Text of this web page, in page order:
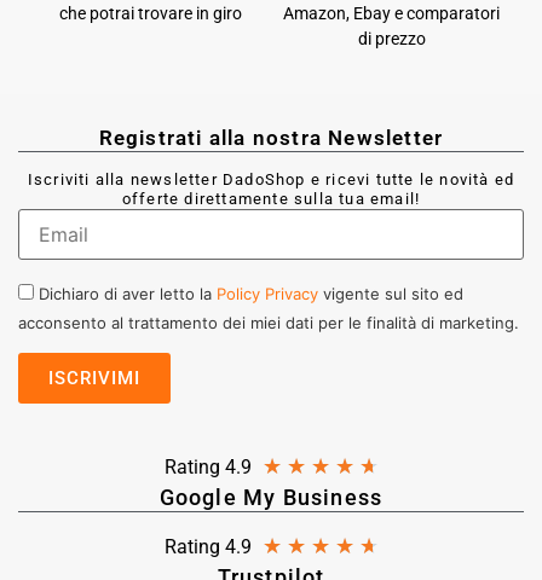
che potrai trovare in giro
Amazon, Ebay e comparatori
di prezzo
Registrati alla nostra Newsletter
Iscriviti alla newsletter DadoShop e ricevi tutte le novità ed
offerte direttamente sulla tua email!
Dichiaro di aver letto la Policy Privacy vigente sul sito ed
acconsento al trattamento dei miei dati per le finalità di marketing.
Rating 4.9 ★ ★ ★ ★ ★
Google My Business
Rating 4.9 ★ ★ ★ ★ ★